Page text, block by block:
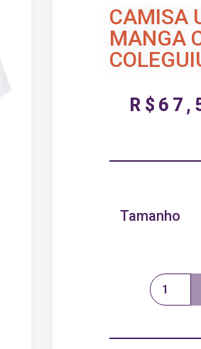
CAMISA
MANGA
R$
Tamanho